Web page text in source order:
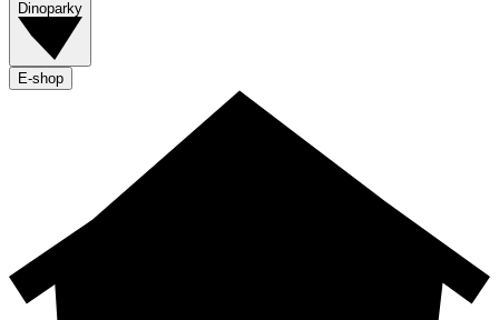
Dinoparky
E-shop